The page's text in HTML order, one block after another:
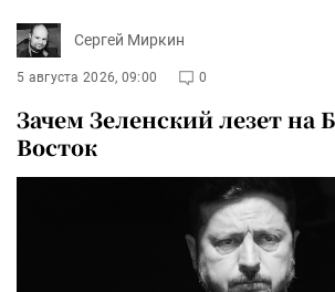
Сергей Миркин
5 августа 2026, 09:00 0
Зачем Зеленский лезет на
Восток